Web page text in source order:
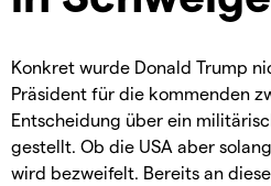
Konkret wurde Donald Trump
Präsident für die kommenden
Entscheidung über ein
gestellt. Ob die USA aber
wird bezweifelt. Bereits an